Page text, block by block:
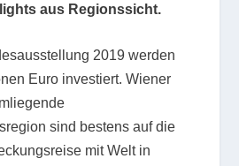
aus Regionssicht.
2019 werden
Euro investiert. Wiener
sind bestens auf die
mit Welt in